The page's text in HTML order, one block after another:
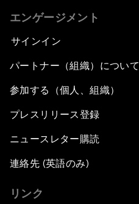
エンゲージメント
サインイン
パートナー（組織）について
参加する（個人、組織）
プレスリリース登録
ニュースレター購読
連絡先 (英語のみ)
リンク